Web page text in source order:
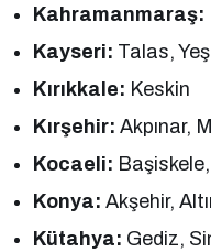
Kahramanmaraş:
Kayseri: Talas,
Kırıkkale: Keskin
Kırşehir: Akpınar,
Kocaeli:
Konya:Akşehir,
Kütahya: Gediz,